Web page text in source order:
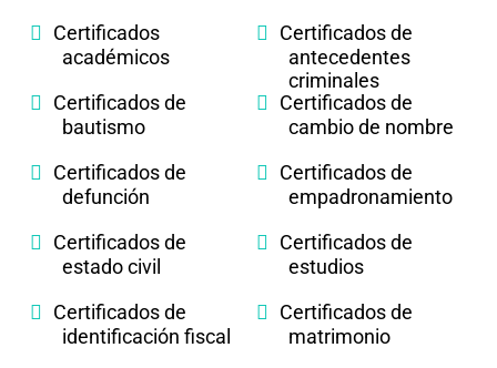
Certificados
académicos
Certificados de
antecedentes
criminales
Certificados de
bautismo
Certificados de
cambio de nombre
Certificados de
defunción
Certificados de
empadronamiento
Certificados de
estado civil
Certificados de
estudios
Certificados de
identificación fiscal
Certificados de
matrimonio